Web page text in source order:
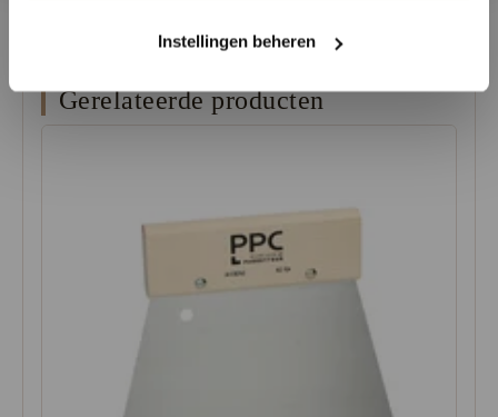
Instellingen beheren
Gerelateerde producten